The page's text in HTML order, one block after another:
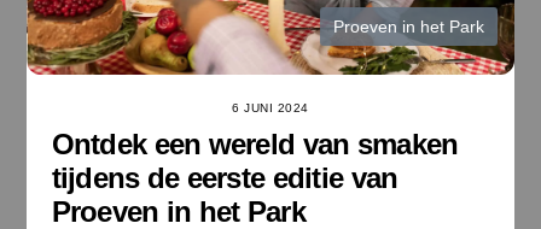
Proeven in het Park
6 JUNI 2024
Ontdek een wereld van smaken
tijdens de eerste editie van
Proeven in het Park